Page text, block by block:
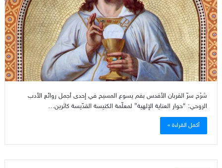
شرْح سرّ القربان الأقدس بفم يسوع المسيح في إحدى أجمل روائع الأدب
الروحي: “حوار العناية الإلهية” لمعلّمة الكنيسة القدّيسة كاثرين…
أكمل القراءة »